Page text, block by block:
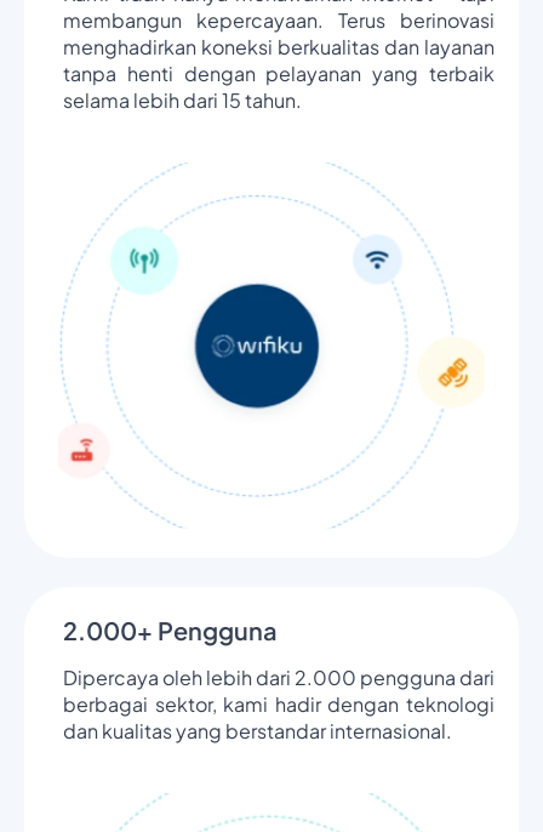
membangun kepercayaan. Terus berinovasi
menghadirkan koneksi berkualitas dan layanan
tanpa henti dengan pelayanan yang terbaik
selama lebih dari 15 tahun.
2.000+ Pengguna
Dipercaya oleh lebih dari 2.000 pengguna dari
berbagai sektor, kami hadir dengan teknologi
dan kualitas yang berstandar internasional.